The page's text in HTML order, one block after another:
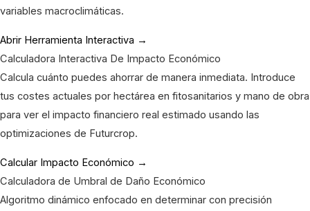
variables macroclimáticas.
Abrir Herramienta Interactiva →
Calculadora Interactiva De Impacto Económico
Calcula cuánto puedes ahorrar de manera inmediata. Introduce
tus costes actuales por hectárea en fitosanitarios y mano de obra
para ver el impacto financiero real estimado usando las
optimizaciones de Futurcrop.
Calcular Impacto Económico →
Calculadora de Umbral de Daño Económico
Algoritmo dinámico enfocado en determinar con precisión